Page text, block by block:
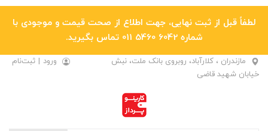
لطفاً قبل از ثبت نهایی، جهت اطلاع از صحت قیمت و موجودی با
شماره 6042 5460 011 تماس بگیرید.
مازندران ، کلارآباد، روبروی بانک ملت، نبش
خیابان شهید قاضی
ورود | ثبت‌نام